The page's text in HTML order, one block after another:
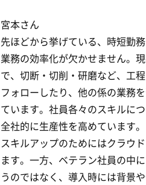
宮本さん
先ほどから挙げている、時短勤
業務の効率化が欠かせません。
で、切断・切削・研磨など、工
フォローしたり、他の係の業務
ています。社員各々のスキルに
全社的に生産性を高めています。
スキルアップのためにはクラウ
ます。一方、ベテラン社員の中
うのではなく、導入時には背景